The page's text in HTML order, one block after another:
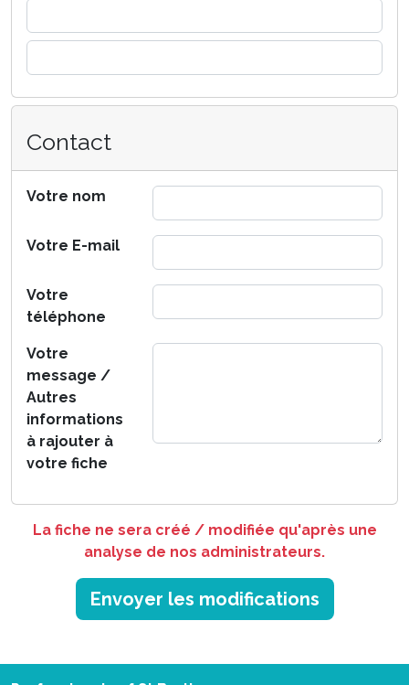
Contact
Votre nom
Votre E-mail
Votre
téléphone
Votre
message /
Autres
informations
à rajouter à
votre fiche
La fiche ne sera créé / modifiée qu'après une
analyse de nos administrateurs.
Envoyer les modifications